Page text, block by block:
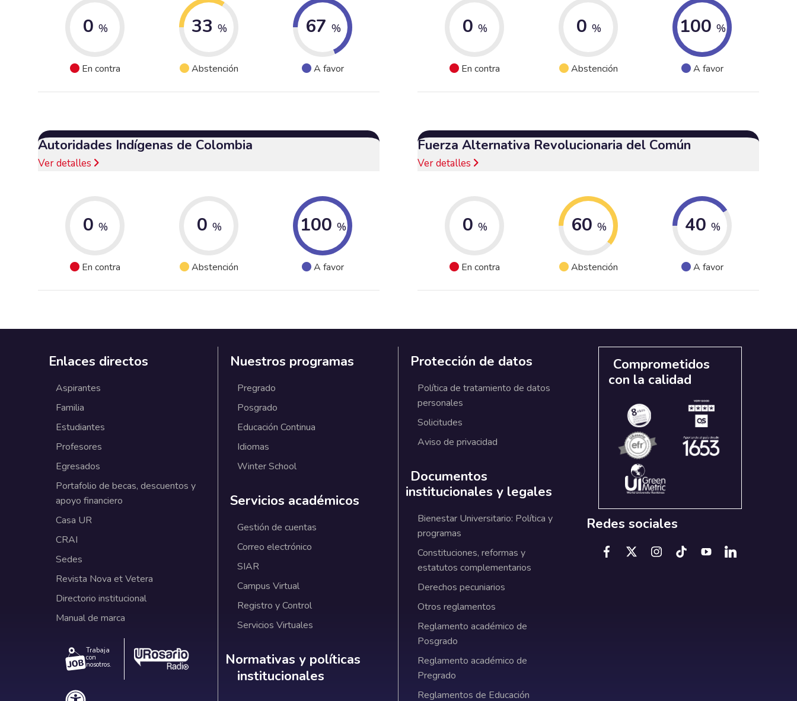
0 %
En contra
33 %
Abstención
67 %
A favor
0 %
En contra
0 %
Abstención
100 %
A favor
Autoridades Indígenas de Colombia
Ver detalles
0 %
En contra
0 %
Abstención
100 %
A favor
Fuerza Alternativa Revolucionaria del Común
Ver detalles
0 %
En contra
60 %
Abstención
40 %
A favor
Enlaces directos
Aspirantes
Familia
Estudiantes
Profesores
Egresados
Portafolio de becas, descuentos y
apoyo financiero
Casa UR
CRAI
Sedes
Revista Nova et Vetera
Directorio institucional
Manual de marca
Trabaja
con
nosotros.
Nuestros programas
Pregrado
Posgrado
Educación Continua
Idiomas
Winter School
Servicios académicos
Gestión de cuentas
Correo electrónico
SIAR
Campus Virtual
Registro y Control
Servicios Virtuales
Normativas y políticas institucionales
Normativas y políticas
institucionales
Protección de datos
Política de tratamiento de datos
personales
Solicitudes
Aviso de privacidad
Documentos
institucionales y legales
Bienestar Universitario: Política y
programas
Constituciones, reformas y
estatutos complementarios
Derechos pecuniarios
Otros reglamentos
Reglamento académico de
Posgrado
Reglamento académico de
Pregrado
Reglamentos de Educación
Comprometidos
con la calidad
Redes sociales